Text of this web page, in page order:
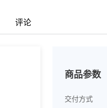
评论
商品参数
交付方式